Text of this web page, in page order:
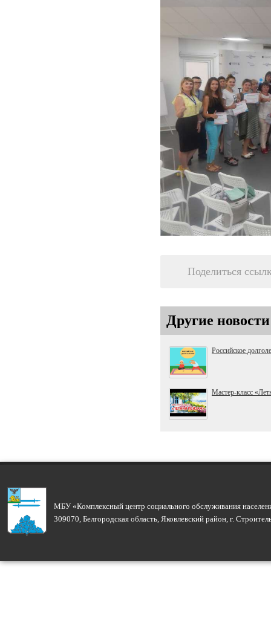
Поделиться
Другие
Российское
Мастер-класс
МБУ «Комплексный центр социального обслуживания
309070, Белгородская область, Яковлевский район, г.